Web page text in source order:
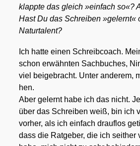
klapp­te das gleich »ein­fach so«?
Hast Du das Schrei­ben »gelernt«
Natur­ta­lent?
Ich hat­te einen Schreib­coach.
schon erwähn­ten Sach­bu­ches,
viel bei­gebracht. Unter ande­rem,
hen.
Aber gelernt habe ich das nicht.
über das Schrei­ben weiß, bin ich
vor­her, als ich ein­fach drauf­los
dass die Rat­ge­ber, die ich seit­her